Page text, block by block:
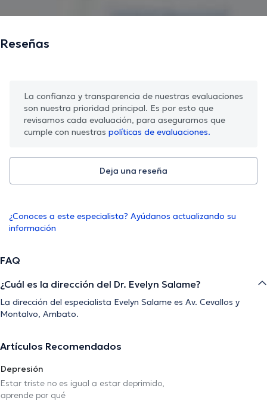
Reseñas
La confianza y transparencia de nuestras evaluaciones
son nuestra prioridad principal. Es por esto que
revisamos cada evaluación, para asegurarnos que
cumple con nuestras políticas de evaluaciones.
Deja una reseña
¿Conoces a este especialista? Ayúdanos actualizando su
información
FAQ
¿Cuál es la dirección del Dr. Evelyn Salame?
La dirección del especialista Evelyn Salame es Av. Cevallos y
Montalvo, Ambato.
Artículos Recomendados
Depresión
Estar triste no es igual a estar deprimido,
aprende por qué